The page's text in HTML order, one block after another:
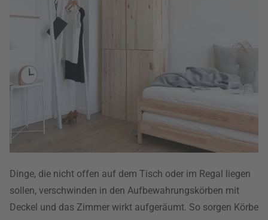
Dinge, die nicht offen auf dem Tisch oder im Regal liegen
sollen, verschwinden in den Aufbewahrungskörben mit
Deckel und das Zimmer wirkt aufgeräumt. So sorgen Körbe